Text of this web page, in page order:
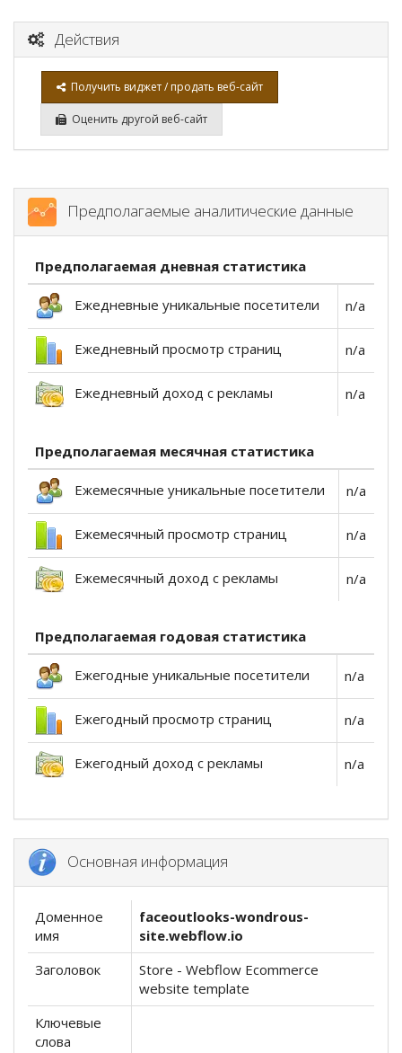
Действия
Получить виджет / продать веб-сайт
Оценить другой веб-сайт
Предполагаемые аналитические данные
Предполагаемая дневная статистика
Ежедневные уникальные посетители n/a
Ежедневный просмотр страниц n/a
Ежедневный доход с рекламы n/a
Предполагаемая месячная статистика
Ежемесячные уникальные посетители n/a
Ежемесячный просмотр страниц n/a
Ежемесячный доход с рекламы n/a
Предполагаемая годовая статистика
Ежегодные уникальные посетители n/a
Ежегодный просмотр страниц n/a
Ежегодный доход с рекламы n/a
Основная информация
Доменное
имя
faceoutlooks-wondrous-
site.webflow.io
Заголовок
Store - Webflow Ecommerce
website template
Ключевые
слова